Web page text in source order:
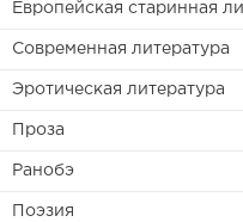
Европейская старинная
Современная литература
Эротическая литература
Проза
Ранобэ
Поэзия